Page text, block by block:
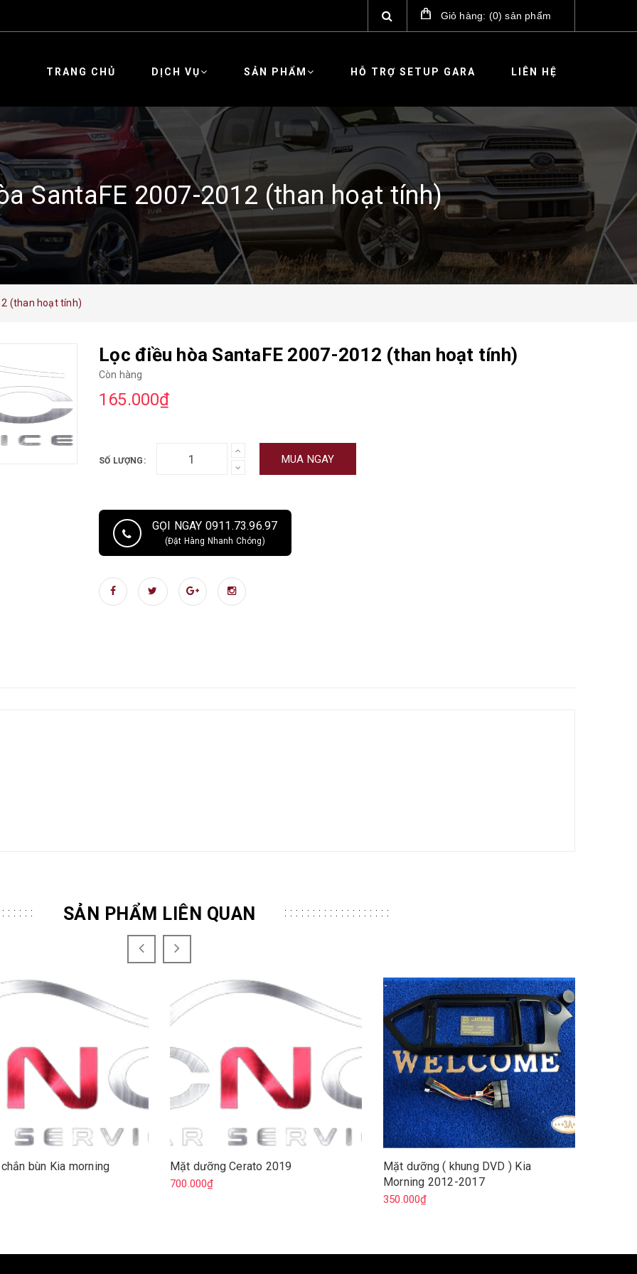
Giỏ hàng: (0)sản phẩm
TRANG CHỦ DỊCH VỤ SẢN PHẨM HỖ TRỢ SETUP GARA LIÊN HỆ
SantaFE 2007-2012 (than hoạt tính)
(than hoạt tính)
Lọc điều hòa SantaFE 2007-2012 (than hoạt tính)
Còn hàng
165.000₫
SỐ LƯỢNG: MUA NGAY
GỌI NGAY 0911.73.96.97
(Đặt Hàng Nhanh Chóng)
SẢN PHẨM LIÊN QUAN
bùn Kia morning Mặt dưỡng Cerato 2019
700.000₫
Mặt dưỡng ( khung DVD ) Kia
Morning 2012-2017
350.000₫